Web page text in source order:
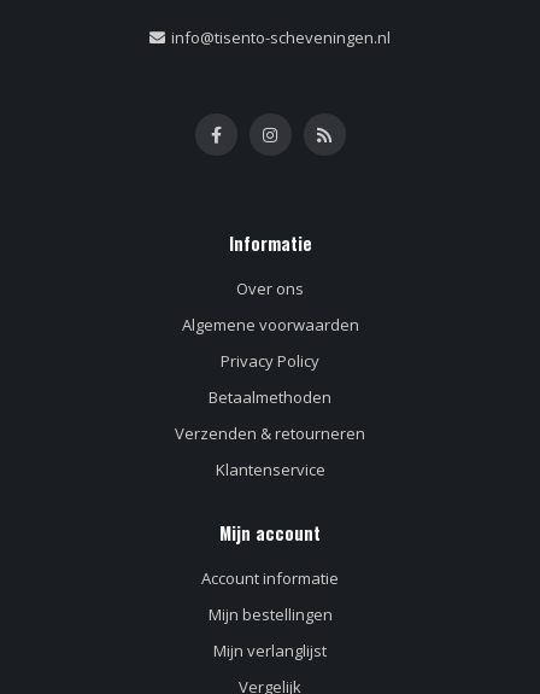
info@tisento-scheveningen.nl
Informatie
Over ons
Algemene voorwaarden
Privacy Policy
Betaalmethoden
Verzenden & retourneren
Klantenservice
Mijn account
Account informatie
Mijn bestellingen
Mijn verlanglijst
Vergelijk